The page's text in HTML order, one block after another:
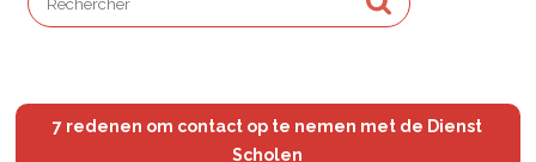
7 redenen om contact op te nemen met de Dienst
Scholen